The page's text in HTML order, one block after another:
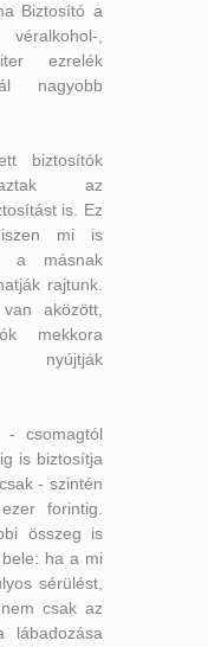
Biztosító a
,
ezrelék
nagyobb
biztosítók
az
is. Ez
mi is
a másnak
rajtunk.
aközött,
mekkora
- csomagtól
is biztosítja
- szintén
forintig.
összeg is
ha a mi
sérülést,
csak az